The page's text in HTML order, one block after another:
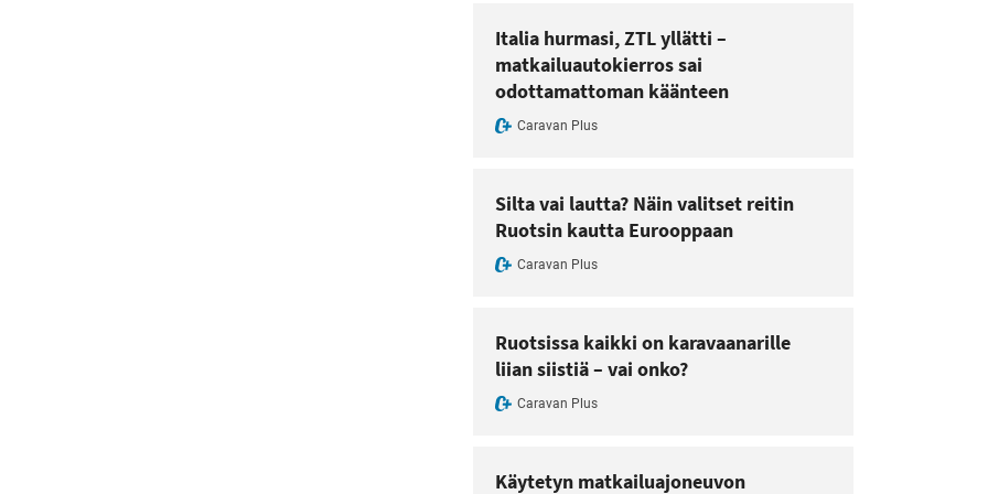
Italia hurmasi, ZTL yllätti –
matkailuautokierros sai
odottamattoman käänteen
Caravan Plus
Silta vai lautta? Näin valitset reitin
Ruotsin kautta Eurooppaan
Caravan Plus
Ruotsissa kaikki on karavaanarille
liian siistiä – vai onko?
Caravan Plus
Käytetyn matkailuajoneuvon